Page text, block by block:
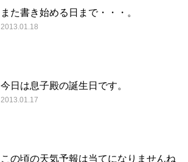
また書き始める日まで・・・。
2013.01.18
今日は息子殿の誕生日です。
2013.01.17
この頃の天気予報は当てになりませんね